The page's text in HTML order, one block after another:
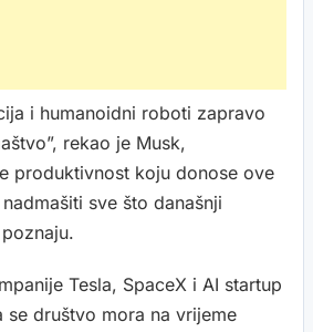
i humanoidni roboti zapravo
rekao je Musk,
produktivnost koju donose ove
sve što današnji
Tesla, SpaceX i AI startup
društvo mora na vrijeme